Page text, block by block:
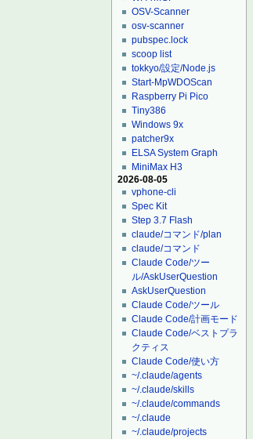
OSV-Scanner
osv-scanner
pubspec.lock
scoop list
tokkyo/設定/Node.js
Start-MpWDOScan
Raspberry Pi Pico
Tiny386
Windows 9x
patcher9x
ELSA System Graph
MiniMax H3
2026-08-05
vphone-cli
Spec Kit
Step 3.7 Flash
claude/コマンド/plan
claude/コマンド
Claude Code/ツー
ル/AskUserQuestion
AskUserQuestion
Claude Code/ツール
Claude Code/計画モード
Claude Code/ベストプラ
クティス
Claude Code/使い方
~/.claude/agents
~/.claude/skills
~/.claude/commands
~/.claude
~/.claude/projects